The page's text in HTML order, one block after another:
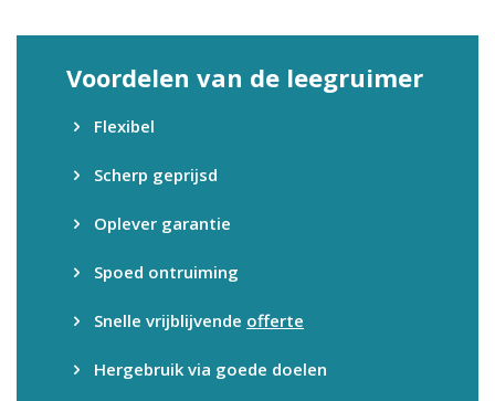
Voordelen van de leegruimer
Flexibel
Scherp geprijsd
Oplever garantie
Spoed ontruiming
Snelle vrijblijvende offerte
Hergebruik via goede doelen